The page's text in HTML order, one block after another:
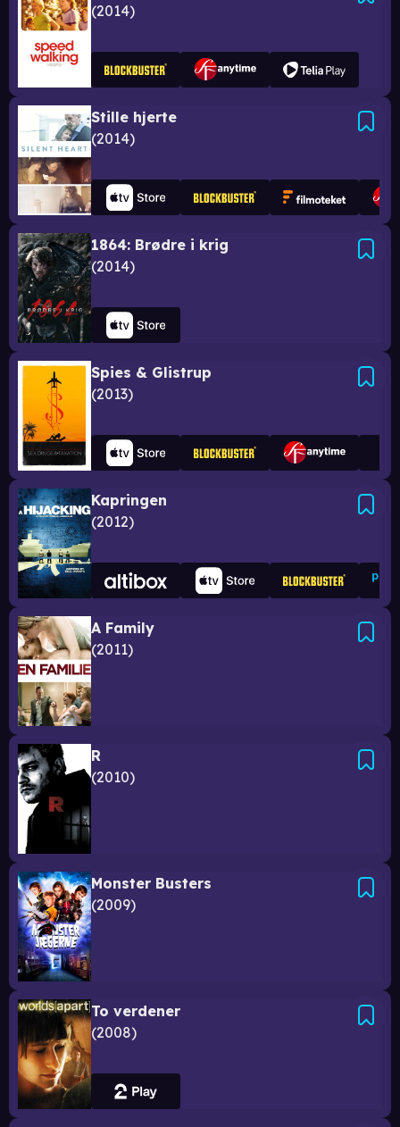
2014
Stille hjerte
2014
1864: Brødre i krig
2014
Spies & Glistrup
2013
Kapringen
2012
A Family
2011
R
2010
Monster Busters
2009
To verdener
2008